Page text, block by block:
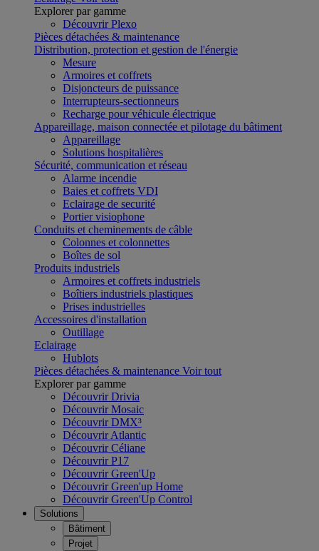
Explorer par gamme
Découvrir Plexo
Pièces détachées & maintenance
Distribution, protection et gestion de l'énergie
Mesure
Armoires et coffrets
Disjoncteurs de puissance
Interrupteurs-sectionneurs
Recharge pour véhicule électrique
Appareillage, maison connectée et pilotage du bâtiment
Appareillage
Solutions hospitalières
Sécurité, communication et réseau
Alarme incendie
Baies et coffrets VDI
Eclairage de securité
Portier visiophone
Conduits et cheminements de câble
Colonnes et colonnettes
Boîtes de sol
Produits industriels
Armoires et coffrets industriels
Boîtiers industriels plastiques
Prises industrielles
Accessoires d'installation
Outillage
Eclairage
Hublots
Pièces détachées & maintenance Voir tout
Explorer par gamme
Découvrir Drivia
Découvrir Mosaic
Découvrir DMX³
Découvrir Atlantic
Découvrir Céliane
Découvrir P17
Découvrir Green'Up
Découvrir Green'up Home
Découvrir Green'Up Control
Solutions
Bâtiment
Projet